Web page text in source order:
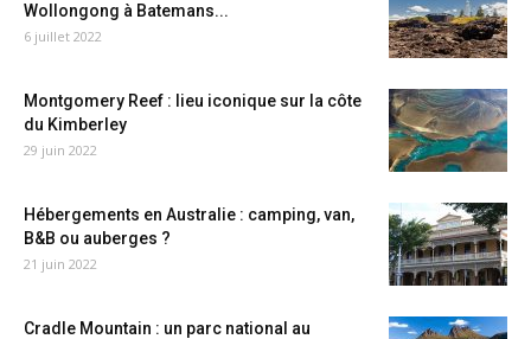
Wollongong à Batemans...
6 juillet 2022
Montgomery Reef : lieu iconique sur la côte
du Kimberley
29 juin 2022
Hébergements en Australie : camping, van,
B&B ou auberges ?
21 juin 2022
Cradle Mountain : un parc national au